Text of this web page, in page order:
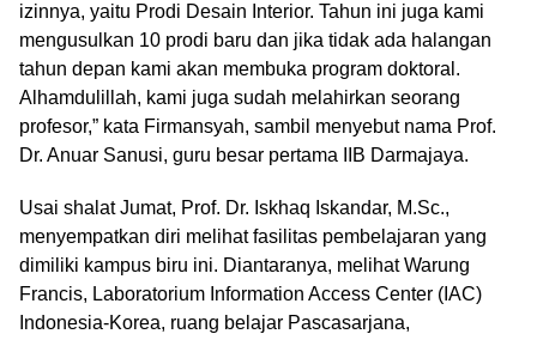
izinnya, yaitu Prodi Desain Interior. Tahun ini juga kami
mengusulkan 10 prodi baru dan jika tidak ada halangan
tahun depan kami akan membuka program doktoral.
Alhamdulillah, kami juga sudah melahirkan seorang
profesor,” kata Firmansyah, sambil menyebut nama Prof.
Dr. Anuar Sanusi, guru besar pertama IIB Darmajaya.
Usai shalat Jumat, Prof. Dr. Iskhaq Iskandar, M.Sc.,
menyempatkan diri melihat fasilitas pembelajaran yang
dimiliki kampus biru ini. Diantaranya, melihat Warung
Francis, Laboratorium Information Access Center (IAC)
Indonesia-Korea, ruang belajar Pascasarjana,